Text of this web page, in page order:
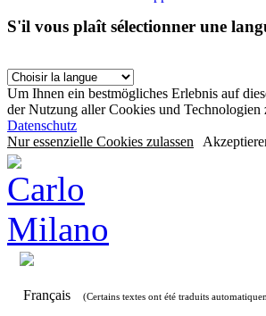
S'il vous plaît sélectionner une
Um Ihnen ein bestmögliches Erlebnis auf
der Nutzung aller Cookies und
Datenschutz
Nur essenzielle Cookies zulassen
Français (Certains textes ont été traduits